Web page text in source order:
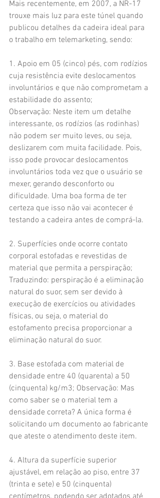
Mais recentemente, em 2007, a NR-17
trouxe mais luz para este túnel quando
publicou detalhes da cadeira ideal para
o trabalho em telemarketing, sendo:
1. Apoio em 05 (cinco) pés, com rodízios
cuja resistência evite deslocamentos
involuntários e que não comprometam a
estabilidade do assento;
Observação: Neste item um detalhe
interessante, os rodízios (as rodinhas)
não podem ser muito leves, ou seja,
deslizarem com muita facilidade. Pois,
isso pode provocar deslocamentos
involuntários toda vez que o usuário se
mexer, gerando desconforto ou
dificuldade. Uma boa forma de ter
certeza que isso não vai acontecer é
testando a cadeira antes de comprá-la.
2. Superfícies onde ocorre contato
corporal estofadas e revestidas de
material que permita a perspiração;
Traduzindo: perspiração é a eliminação
natural do suor, sem ser devido à
execução de exercícios ou atividades
físicas, ou seja, o material do
estofamento precisa proporcionar a
eliminação natural do suor.
3. Base estofada com material de
densidade entre 40 (quarenta) a 50
(cinquenta) kg/m3; Observação: Mas
como saber se o material tem a
densidade correta? A única forma é
solicitando um documento ao fabricante
que ateste o atendimento deste item.
4. Altura da superfície superior
ajustável, em relação ao piso, entre 37
(trinta e sete) e 50 (cinquenta)